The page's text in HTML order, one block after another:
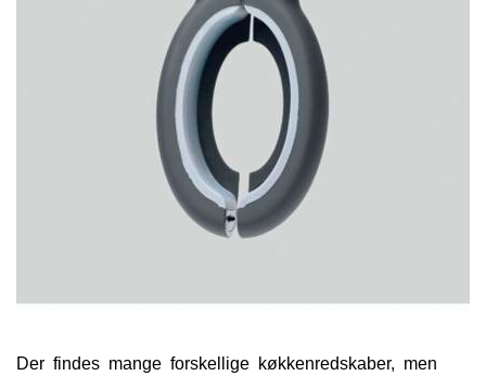
Der findes mange forskellige køkkenredskaber, men